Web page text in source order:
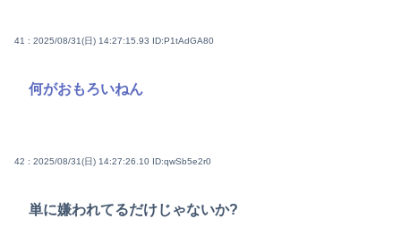
41 : 2025/08/31(日) 14:27:15.93 ID:P1tAdGA80
何がおもろいねん
42 : 2025/08/31(日) 14:27:26.10 ID:qwSb5e2r0
単に嫌われてるだけじゃないか?